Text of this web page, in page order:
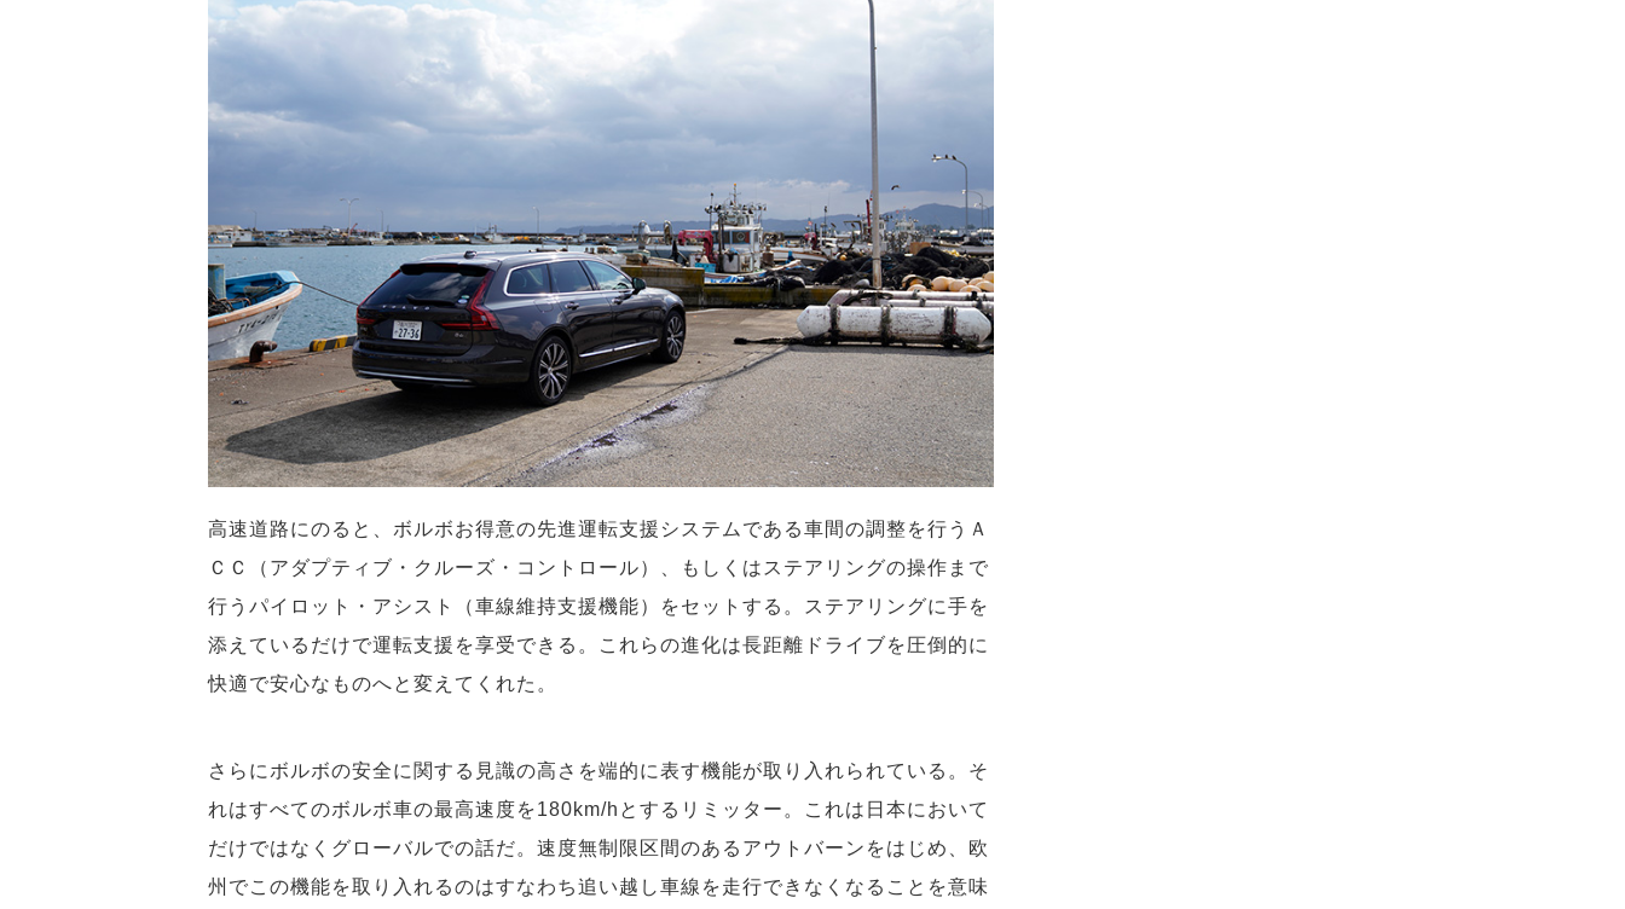
高速道路にのると、ボルボお得意の先進運転支援システムである車間の調整を行うＡ
ＣＣ（アダプティブ・クルーズ・コントロール）、もしくはステアリングの操作まで
行うパイロット・アシスト（車線維持支援機能）をセットする。ステアリングに手を
添えているだけで運転支援を享受できる。これらの進化は長距離ドライブを圧倒的に
快適で安心なものへと変えてくれた。
さらにボルボの安全に関する見識の高さを端的に表す機能が取り入れられている。そ
れはすべてのボルボ車の最高速度を180km/hとするリミッター。これは日本において
だけではなくグローバルでの話だ。速度無制限区間のあるアウトバーンをはじめ、欧
州でこの機能を取り入れるのはすなわち追い越し車線を走行できなくなることを意味